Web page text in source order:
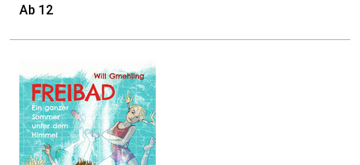
Ab 12